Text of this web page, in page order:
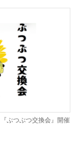
ぶつぶつ交換会』開催